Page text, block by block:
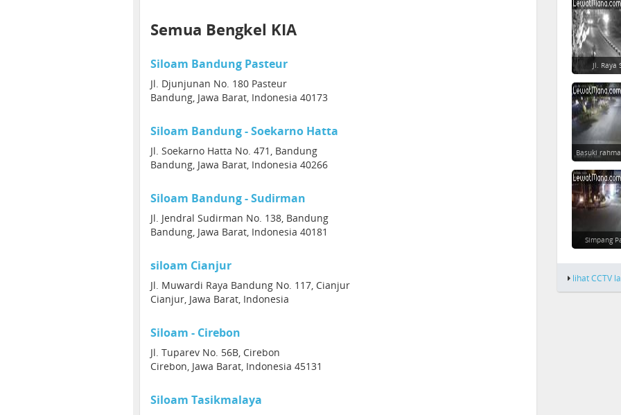
Semua Bengkel KIA
Siloam Bandung Pasteur
Jl. Djunjunan No. 180 Pasteur
Bandung, Jawa Barat, Indonesia 40173
Siloam Bandung - Soekarno Hatta
Jl. Soekarno Hatta No. 471, Bandung
Bandung, Jawa Barat, Indonesia 40266
Siloam Bandung - Sudirman
Jl. Jendral Sudirman No. 138, Bandung
Bandung, Jawa Barat, Indonesia 40181
siloam Cianjur
Jl. Muwardi Raya Bandung No. 117, Cianjur
Cianjur, Jawa Barat, Indonesia
Siloam - Cirebon
Jl. Tuparev No. 56B, Cirebon
Cirebon, Jawa Barat, Indonesia 45131
Siloam Tasikmalaya
Jl. Raya
Basuki
Simpang
lihat CCTV